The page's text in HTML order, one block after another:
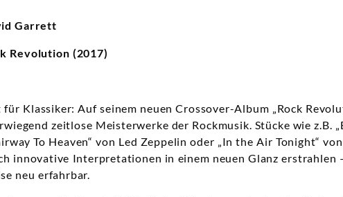
Garrett
Revolution (2017)
für Klassiker: Auf seinem neuen Crossover-Album „Rock
zeitlose Meisterwerke der Rockmusik. Stücke wie z.B.
To Heaven“ von Led Zeppelin oder „In the Air Tonight“
innovative Interpretationen in einem neuen Glanz erstrahlen
neu erfahrbar.